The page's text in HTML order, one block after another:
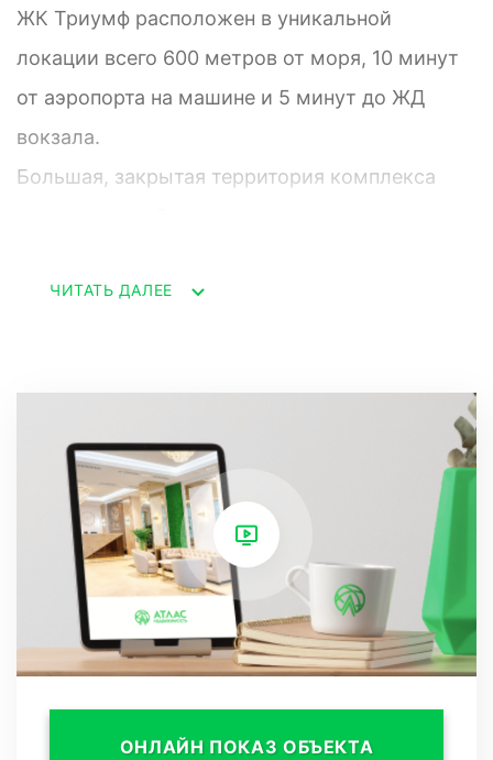
ЖК Триумф расположен в уникальной
локации всего 600 метров от моря, 10 минут
от аэропорта на машине и 5 минут до ЖД
вокзала.
Большая, закрытая территория комплекса
* детские и спортивные площадки.
* салон красоты.
* гриль бар.
В квартире выполнен дизайнерский ремонт в
светлых, морских тонах.
Дизайнеры распланировали квартиру на
просторную кухню-гостиную, большую
отдельную спальню.
ЧИТАТЬ ДАЛЕЕ
ОНЛАЙН ПОКАЗ ОБЪЕКТА